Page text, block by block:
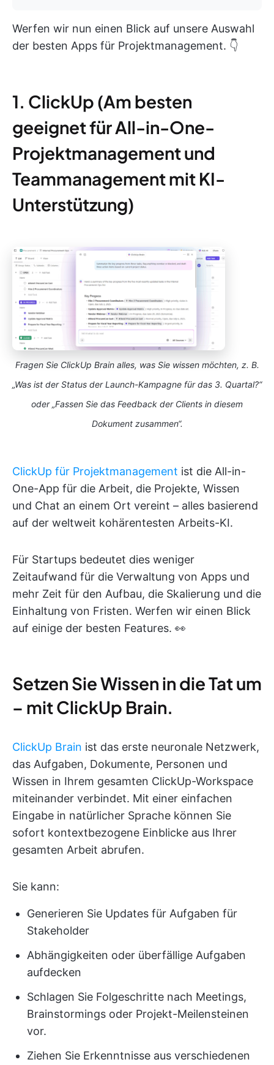
Werfen wir nun einen Blick auf unsere Auswahl
der besten Apps für Projektmanagement. 👇
1. ClickUp (Am besten
geeignet für All-in-One-
Projektmanagement und
Teammanagement mit KI-
Unterstützung)
Fragen Sie ClickUp Brain alles, was Sie wissen möchten, z. B.
„Was ist der Status der Launch-Kampagne für das 3. Quartal?“
oder „Fassen Sie das Feedback der Clients in diesem
Dokument zusammen“.
ClickUp für Projektmanagement ist die All-in-
One-App für die Arbeit, die Projekte, Wissen
und Chat an einem Ort vereint – alles basierend
auf der weltweit kohärentesten Arbeits-KI.
Für Startups bedeutet dies weniger
Zeitaufwand für die Verwaltung von Apps und
mehr Zeit für den Aufbau, die Skalierung und die
Einhaltung von Fristen. Werfen wir einen Blick
auf einige der besten Features. 👀
Setzen Sie Wissen in die Tat um
– mit ClickUp Brain.
ClickUp Brain ist das erste neuronale Netzwerk,
das Aufgaben, Dokumente, Personen und
Wissen in Ihrem gesamten ClickUp-Workspace
miteinander verbindet. Mit einer einfachen
Eingabe in natürlicher Sprache können Sie
sofort kontextbezogene Einblicke aus Ihrer
gesamten Arbeit abrufen.
Sie kann:
Generieren Sie Updates für Aufgaben für
Stakeholder
Abhängigkeiten oder überfällige Aufgaben
aufdecken
Schlagen Sie Folgeschritte nach Meetings,
Brainstormings oder Projekt-Meilensteinen
vor.
Ziehen Sie Erkenntnisse aus verschiedenen